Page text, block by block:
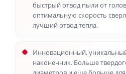
быстрый отвод пыли от
оптимальную скорость
лучший отвод тепла.
Инновационный,
наконечник. Больше